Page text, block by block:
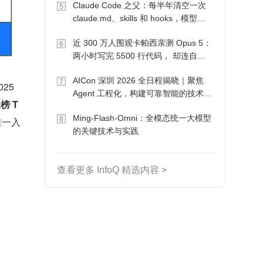
T
入
5
Claude Code 之父：每半年清空一次
claude.md、skills 和 hooks，模型自
6
近 300 万人围观卡帕西亲测 Opus 5：
两小时写完 5500 行代码， 却连自己
7
AICon 深圳 2026 全日程揭晓｜聚焦
Agent 工程化，构建可靠智能的技术路
8
Ming-Flash-Omni：全模态统一大模型
的关键技术与实践
查看更多 InfoQ 精选内容 >